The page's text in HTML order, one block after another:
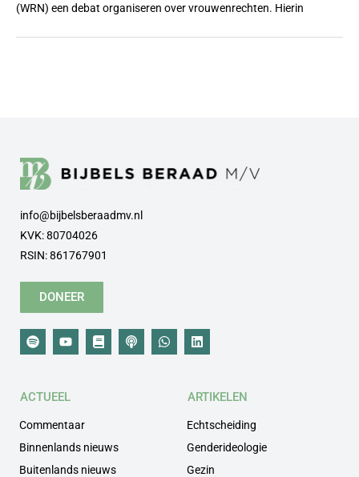
(WRN) een debat organiseren over vrouwenrechten. Hierin
info@bijbelsberaadmv.nl
KVK: 80704026
RSIN: 861767901
DONEER
ACTUEEL
Commentaar
Binnenlands nieuws
Buitenlands nieuws
ARTIKELEN
Echtscheiding
Genderideologie
Gezin